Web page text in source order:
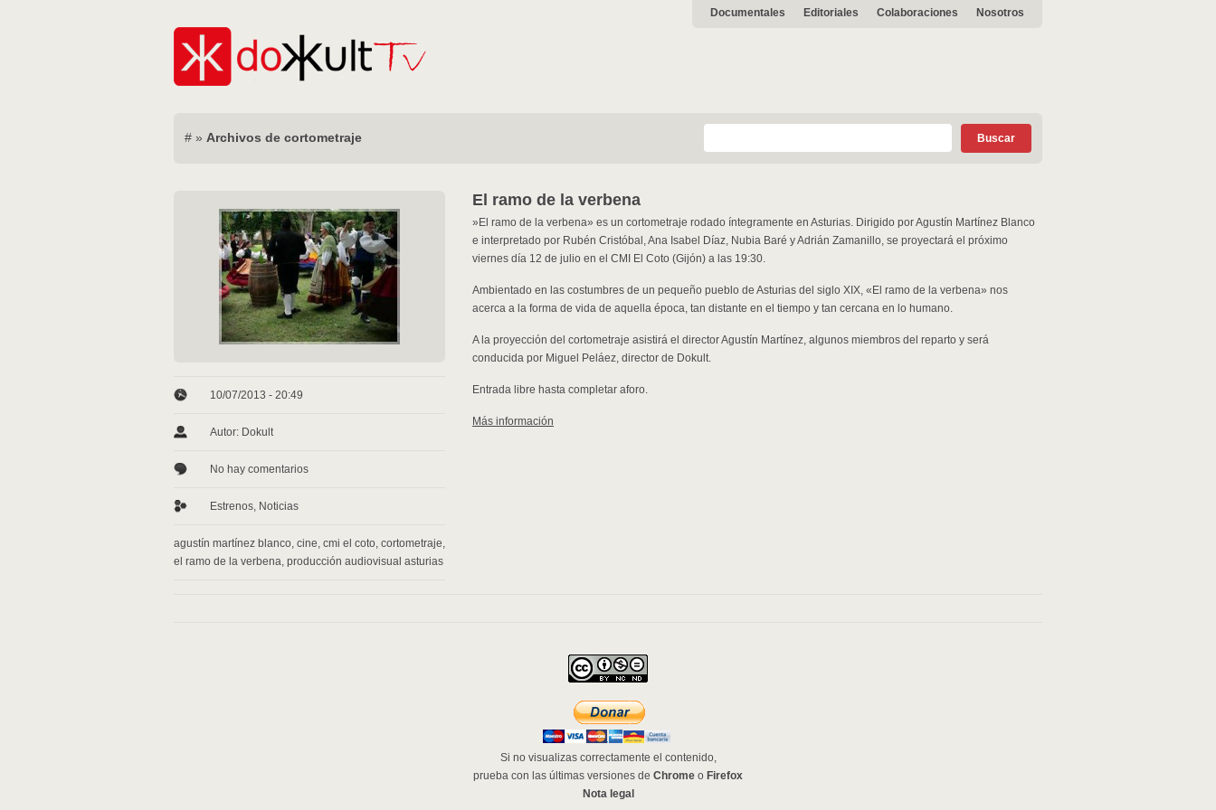
Documentales Editoriales Colaboraciones Nosotros
# » Archivos de cortometraje
10/07/2013 - 20:49
Autor: Dokult
No hay comentarios
Estrenos, Noticias
agustín martínez blanco, cine, cmi el coto, cortometraje,
el ramo de la verbena, producción audiovisual asturias
El ramo de la verbena
»El ramo de la verbena» es un cortometraje rodado íntegramente en Asturias. Dirigido por Agustín Martínez Blanco
e interpretado por Rubén Cristóbal, Ana Isabel Díaz, Nubia Baré y Adrián Zamanillo, se proyectará el próximo
viernes día 12 de julio en el CMI El Coto (Gijón) a las 19:30.
Ambientado en las costumbres de un pequeño pueblo de Asturias del siglo XIX, «El ramo de la verbena» nos
acerca a la forma de vida de aquella época, tan distante en el tiempo y tan cercana en lo humano.
A la proyección del cortometraje asistirá el director Agustín Martínez, algunos miembros del reparto y será
conducida por Miguel Peláez, director de Dokult.
Entrada libre hasta completar aforo.
Más información
Si no visualizas correctamente el contenido,
prueba con las últimas versiones de Chrome o Firefox
Nota legal